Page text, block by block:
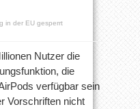
in der EU gesperrt
Nutzer die
die
verfügbar sein
Vorschriften nicht